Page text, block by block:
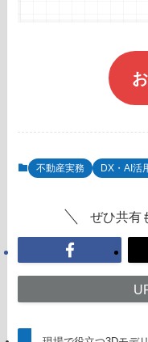
不動産実務 DX・AI活
ぜひ共有